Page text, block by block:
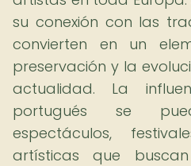
su conexión con las
convierten en un
preservación y la
actualidad. La
portugués se
espectáculos,
artísticas que